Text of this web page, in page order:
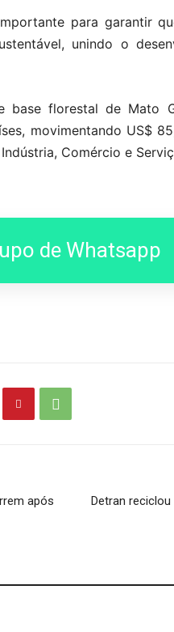
para garantir
unindo o
base florestal de Mato
movimentando US$
Comércio e
de Whatsapp
após
Detran